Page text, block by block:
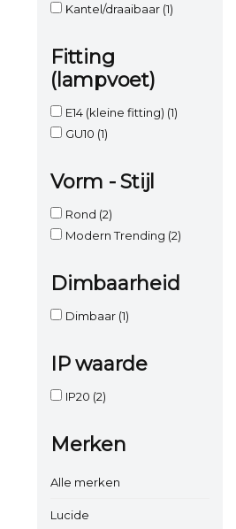
Kantel/draaibaar (1)
Fitting
(lampvoet)
E14 (kleine fitting) (1)
GU10 (1)
Vorm - Stijl
Rond (2)
Modern Trending (2)
Dimbaarheid
Dimbaar (1)
IP waarde
IP20 (2)
Merken
Alle merken
Lucide